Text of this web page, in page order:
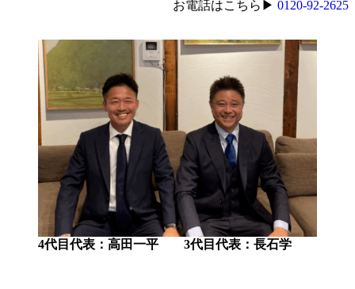
お電話はこちら▶ 0120-92-2625
4代目代表：高田一平 3代目代表：長石学